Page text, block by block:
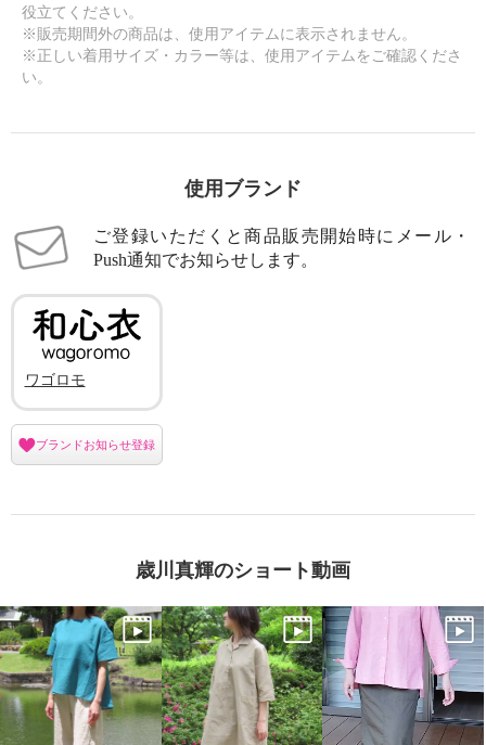
役立てください。
※販売期間外の商品は、使用アイテムに表示されません。
※正しい着用サイズ・カラー等は、使用アイテムをご確認くださ
い。
使用ブランド
ご登録いただくと商品販売開始時にメール・
Push通知でお知らせします。
ワゴロモ
ブランドお知らせ登録
歳川真輝のショート動画